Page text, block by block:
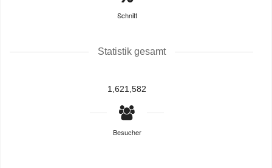
Schnitt
Statistik gesamt
1,621,582
Besucher